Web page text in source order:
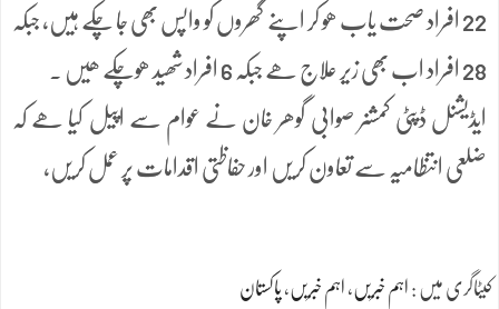
22 افراد صحت یاب ھو کر اپنے گھروں کو واپس بھی جا چکے ہیں، جبکہ
28 افراد اب بھی زیر علاج ھے جبکہ 6 افراد شھید ھوچکے ھیں ۔
ایڈیشنل ڈپٹی کمشنر صوابی گوھر خان نے عوام سے اپیل کیا ھے کہ
ضلعی انتظامیہ سے تعاون کریں اور حفاظتی اقدامات پر عمل کریں،
کیٹاگری میں : اہم خبریں ، اہم خبریں ، پاکستان